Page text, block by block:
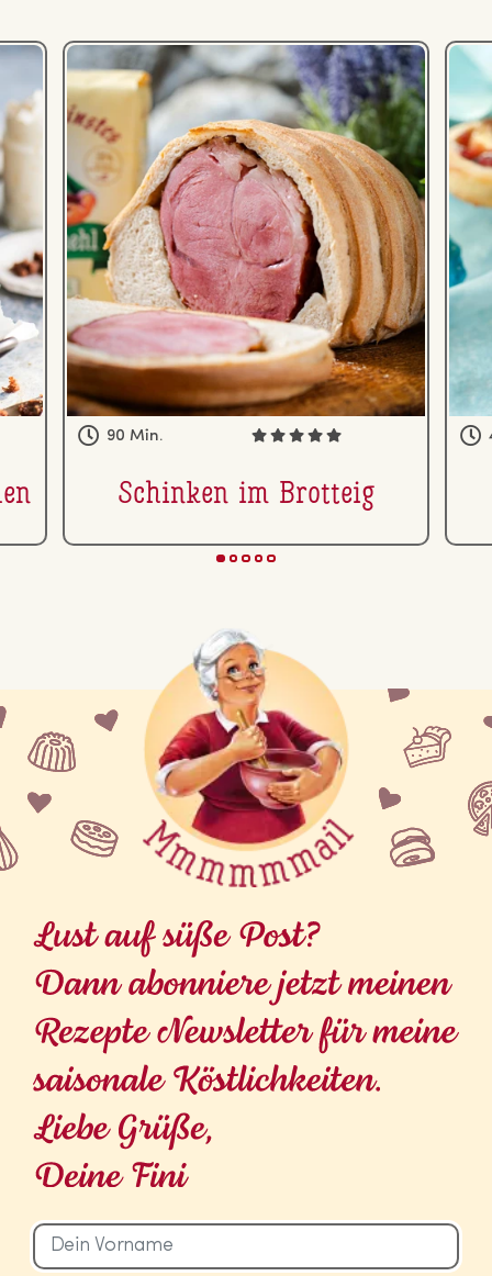
90 Min.
Schinken im Brotteig